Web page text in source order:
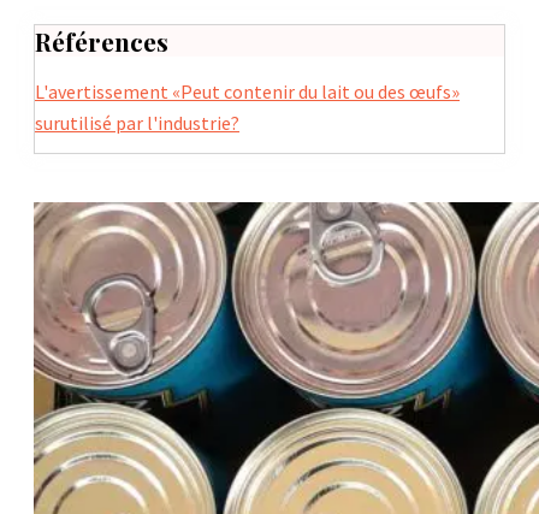
Références
L'avertissement «Peut contenir du lait ou des œufs»
surutilisé par l'industrie?